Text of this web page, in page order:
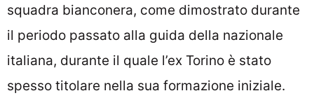
squadra bianconera, come dimostrato durante
il periodo passato alla guida della nazionale
italiana, durante il quale l’ex Torino è stato
spesso titolare nella sua formazione iniziale.